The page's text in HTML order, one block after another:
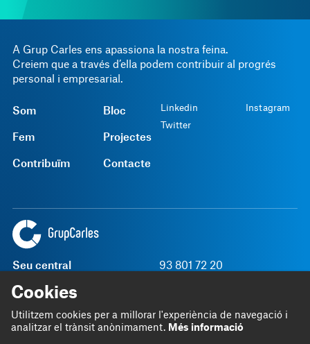
A Grup Carles ens apassiona la nostra feina.
Creiem que a través d’ella podem contribuir al progrés
personal i empresarial.
Som
Fem
Contribuïm
Bloc
Projectes
Contacte
Linkedin
Twitter
Instagram
Seu central
08700 Igualada
93 801 72 20
Cookies
Utilitzem cookies per a millorar l'experiència de navegació i
analitzar el trànsit anònimament. Més informació